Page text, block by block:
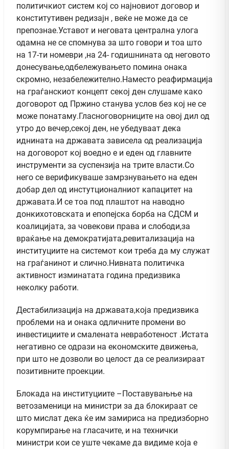
политичкиот систем кој со најновиот договор и
конститутивен редизајн , веќе не може да се
препознае.Уставот и неговата централна улога
одамна не се спомнува за што говори и тоа што
на 17-ти номеври ,на 24- годишнината од неговото
донесување,одбележувањето помина онака
скромно, незабележително.Наместо реафирмација
на граѓанскиот концепт секој ден слушаме како
договорот од Пржино станува услов без кој не се
може понатаму.Гласноговорниците на овој дил од
утро до вечер,секој ден, не убедуваат дека
иднината на државата зависела од реализација
на договорот кој воедно е и еден од главните
инструменти за суспензија на трите власти.Со
него се верификуваше замрзнувањето на еден
добар дел од инстутционалниот капацитет на
државата.И се тоа под плаштот на наводно
донкихотовската и епопејска борба на СДСМ и
коалицијата, за човекови права и слободи,за
враќање на демократијата,ревитализација на
институциите на системот кои треба да му служат
на граѓанинот и слично.Нивната политичка
активност изминатата година предизвика
неколку работи.
Дестабилизација на државата,која предизвика
проблеми на и онака одличните промени во
инвестициите и смалената невработеност .Истата
негативно се одрази на економските движења,
при што не дозволи во целост да се реализираат
позитивните проекции.
Блокада на институциите –Поставувањње на
ветозаменици на министри за да блокираат се
што мислат дека ќе им замириса на предизборно
корумпирање на гласачите, и на технички
министри кои се уште чекаме да видиме која е